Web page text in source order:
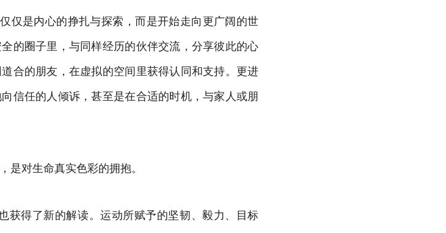
仅是内心的挣扎与探索，而是开始走向更广阔的世
的圈子里，与同样经历的伙伴交流，分享彼此的心
合的朋友，在虚拟的空间里获得认同和支持。更进
信任的人倾诉，甚至是在合适的时机，与家人或朋
是对生命真实色彩的拥抱。
获得了新的解读。运动所赋予的坚韧、毅力、目标